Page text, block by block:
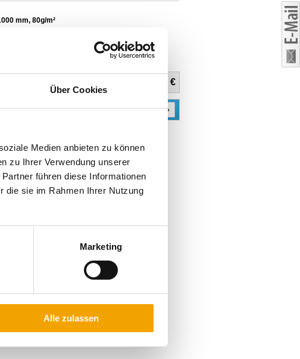
Über Cookies
Medien anbieten zu können
zu Ihrer Verwendung unserer
führen diese Informationen
die sie im Rahmen Ihrer Nutzung
Marketing
Alle zulassen
mm, 80g/m²
€
36,10 €
27,20 €
BESTELLEN
(Ausland)